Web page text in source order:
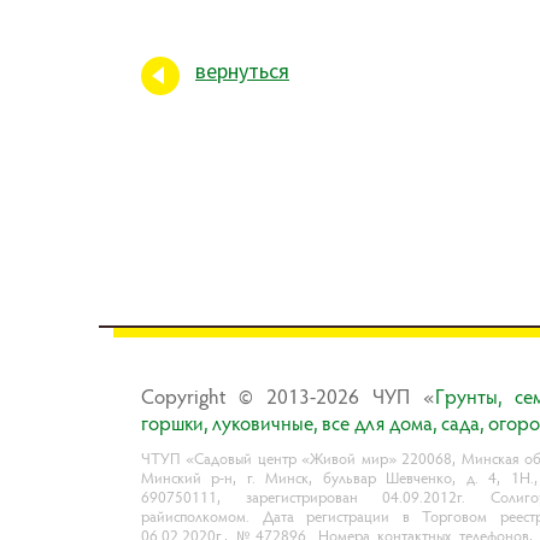
вернуться
Copyright © 2013-2026 ЧУП «Гpyнты,
гopшки, лyкoвичныe, вce для дoмa, caдa,
ЧТУП «Садовый центр «Живой мир» 220068, Минская
Минский р-н, г. Минск, бульвар Шевченко, д. 4,
690750111, зарегистрирован 04.09.2012г.
райисполкомом. Дата регистрации в Торговом
06.02.2020г., №472896. Номера контактных телефонов,